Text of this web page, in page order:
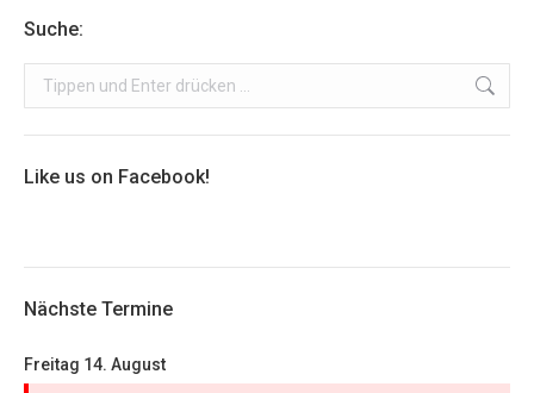
Suche:
Search:
Like us on Facebook!
Nächste Termine
Freitag 14. August